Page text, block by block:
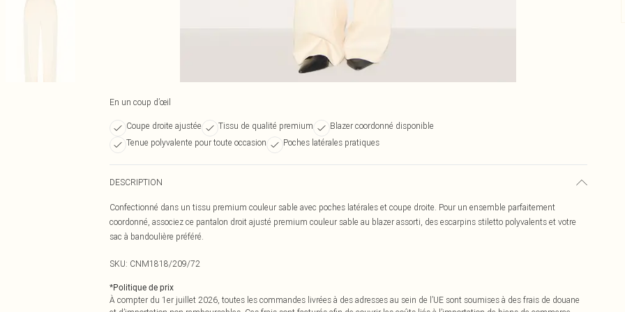
En un coup d’œil
Coupe droite ajustée Tissu de qualité premium
Blazer coordonné disponible
Tenue polyvalente pour toute occasion
Poches latérales pratiques
DESCRIPTION
Confectionné dans un tissu premium couleur sable avec poches latérales et coupe droite. Pour un ensemble parfaitement
coordonné, associez ce pantalon droit ajusté premium couleur sable au blazer assorti, des escarpins stiletto polyvalents et votre
sac à bandoulière préféré.
SKU: CNM1818/209/72
*Politique de prix
À compter du 1er juillet 2026, toutes les commandes livrées à des adresses au sein de l’UE sont soumises à des frais de douane